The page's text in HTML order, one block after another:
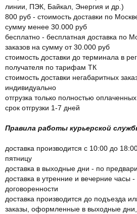
линии, ПЭК, Байкал, Энергия и др.)
800 руб - стоимость доставки по
сумму менее 30.000 руб
бесплатно - бесплатная доставка по
заказов на сумму от 30.000 руб
стоимость доставки до терминала в
получателя по тарифам ТК
стоимость доставки негабаритных
индивидуально
отгрузка только полностью оплаченных
срок отгрузки 1-7 дней
Правила работы курьерской
доставка производится с 10:00 до
пятницу
доставка в выходные дни - по
доставка в утренние и вечерние часы
договоренности
доставка производится до подъезда
заказы, оформленные в выходные